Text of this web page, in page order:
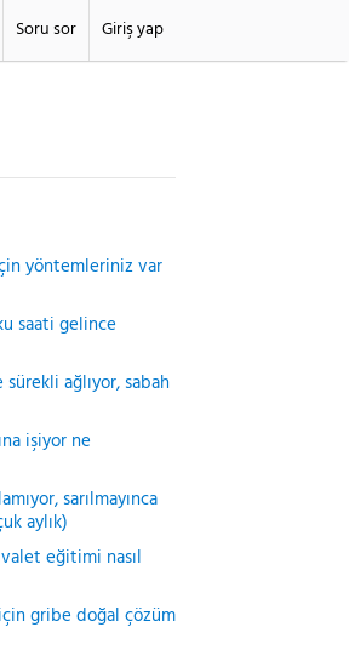
Giriş yap
Soru sor
yöntemleriniz var
saati gelince
ağlıyor, sabah
işiyor ne
sarılmayınca
aylık)
eğitimi nasıl
gribe doğal çözüm